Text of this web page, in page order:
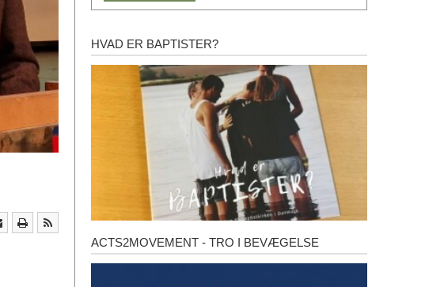
Hvad
er
baptister?
HVAD ER BAPTISTER?
Acts2Movement
ACTS2MOVEMENT - TRO I BEVÆGELSE